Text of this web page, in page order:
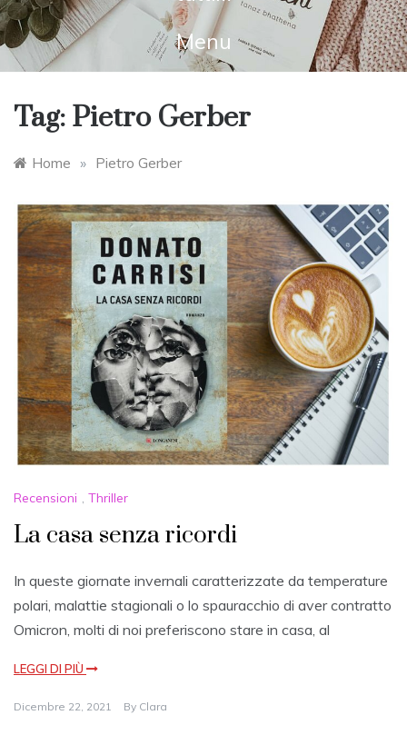
Menu
Tag: Pietro Gerber
Home » Pietro Gerber
Recensioni , Thriller
La casa senza ricordi
In queste giornate invernali caratterizzate da temperature
polari, malattie stagionali o lo spauracchio di aver contratto
Omicron, molti di noi preferiscono stare in casa, al
LEGGI DI PIÙ
Dicembre 22, 2021 By Clara